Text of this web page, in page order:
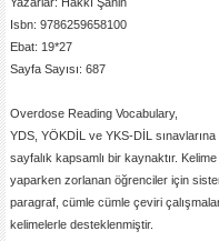
Isbn: 9786259658100
Ebat: 19*27
Sayfa Sayısı: 687
Overdose Reading Vocabulary,
YDS, YÖKDİL ve YKS-DİL
sayfalık kapsamlı bir kaynaktır.
yaparken zorlanan öğrenciler için
paragraf, cümle cümle çeviri
kelimelerle desteklenmiştir.